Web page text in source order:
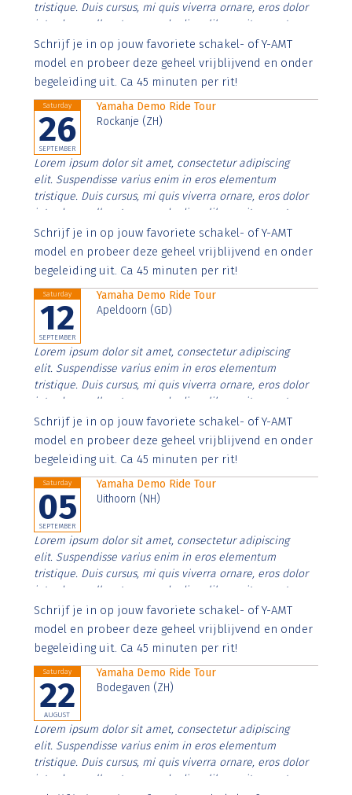
tristique. Duis cursus, mi quis viverra ornare, eros dolor
interdum nulla, ut commodo diam libero vitae erat.
Aenean faucibus nibh et justo cursus id rutrum lorem
imperdiet. Nunc ut sem vitae risus tristique posuere.
Schrijf je in op jouw favoriete schakel- of Y-AMT
model en probeer deze geheel vrijblijvend en onder
begeleiding uit. Ca 45 minuten per rit!
Saturday
26
SEPTEMBER
Yamaha Demo Ride Tour
Rockanje (ZH)
Lorem ipsum dolor sit amet, consectetur adipiscing
elit. Suspendisse varius enim in eros elementum
tristique. Duis cursus, mi quis viverra ornare, eros dolor
interdum nulla, ut commodo diam libero vitae erat.
Aenean faucibus nibh et justo cursus id rutrum lorem
imperdiet. Nunc ut sem vitae risus tristique posuere.
Schrijf je in op jouw favoriete schakel- of Y-AMT
model en probeer deze geheel vrijblijvend en onder
begeleiding uit. Ca 45 minuten per rit!
Saturday
12
SEPTEMBER
Yamaha Demo Ride Tour
Apeldoorn (GD)
Lorem ipsum dolor sit amet, consectetur adipiscing
elit. Suspendisse varius enim in eros elementum
tristique. Duis cursus, mi quis viverra ornare, eros dolor
interdum nulla, ut commodo diam libero vitae erat.
Aenean faucibus nibh et justo cursus id rutrum lorem
imperdiet. Nunc ut sem vitae risus tristique posuere.
Schrijf je in op jouw favoriete schakel- of Y-AMT
model en probeer deze geheel vrijblijvend en onder
begeleiding uit. Ca 45 minuten per rit!
Saturday
05
SEPTEMBER
Yamaha Demo Ride Tour
Uithoorn (NH)
Lorem ipsum dolor sit amet, consectetur adipiscing
elit. Suspendisse varius enim in eros elementum
tristique. Duis cursus, mi quis viverra ornare, eros dolor
interdum nulla, ut commodo diam libero vitae erat.
Aenean faucibus nibh et justo cursus id rutrum lorem
imperdiet. Nunc ut sem vitae risus tristique posuere.
Schrijf je in op jouw favoriete schakel- of Y-AMT
model en probeer deze geheel vrijblijvend en onder
begeleiding uit. Ca 45 minuten per rit!
Saturday
22
AUGUST
Yamaha Demo Ride Tour
Bodegaven (ZH)
Lorem ipsum dolor sit amet, consectetur adipiscing
elit. Suspendisse varius enim in eros elementum
tristique. Duis cursus, mi quis viverra ornare, eros dolor
interdum nulla, ut commodo diam libero vitae erat.